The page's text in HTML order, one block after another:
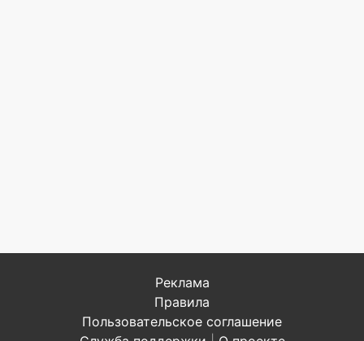
Реклама
Правила
Пользовательское соглашение